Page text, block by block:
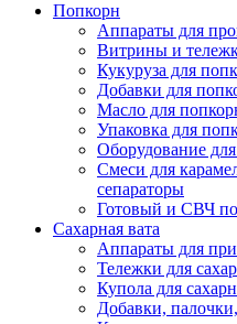
Попкорн
Аппараты для
Витрины и
Кукуруза для
Добавки для
Масло для
Упаковка для
Оборудование
Смеси для
сепараторы
Готовый и СВЧ
Сахарная вата
Аппараты для
Тележки для
Купола для
Добавки,